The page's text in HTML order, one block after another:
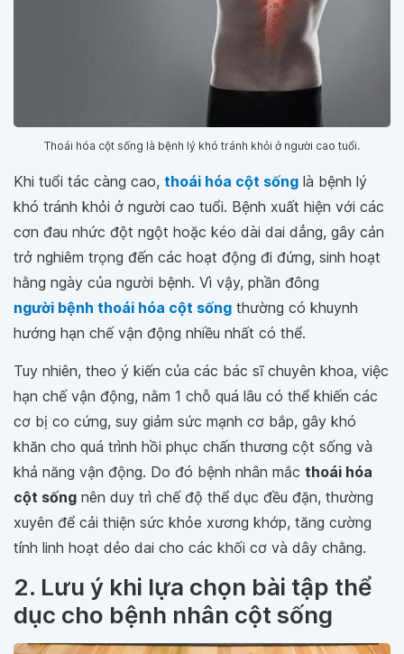
Thoái hóa cột sống là bệnh lý khó tránh khỏi ở người cao tuổi.
Khi tuổi tác càng cao, thoái hóa cột sống là bệnh lý
khó tránh khỏi ở người cao tuổi. Bệnh xuất hiện với các
cơn đau nhức đột ngột hoặc kéo dài dai dẳng, gây cản
trở nghiêm trọng đến các hoạt động đi đứng, sinh hoạt
hằng ngày của người bệnh. Vì vậy, phần đông
người bệnh thoái hóa cột sốngthường có khuynh
hướng hạn chế vận động nhiều nhất có thể.
Tuy nhiên, theo ý kiến của các bác sĩ chuyên khoa, việc
hạn chế vận động, nằm 1 chỗ quá lâu có thể khiến các
cơ bị co cứng, suy giảm sức mạnh cơ bắp, gây khó
khăn cho quá trình hồi phục chấn thương cột sống và
khả năng vận động. Do đó bệnh nhân mắc thoái hóa
cột sống nên duy trì chế độ thể dục đều đặn, thường
xuyên để cải thiện sức khỏe xương khớp, tăng cường
tính linh hoạt dẻo dai cho các khối cơ và dây chằng.
2. Lưu ý khi lựa chọn bài tập thể
dục cho bệnh nhân cột sống